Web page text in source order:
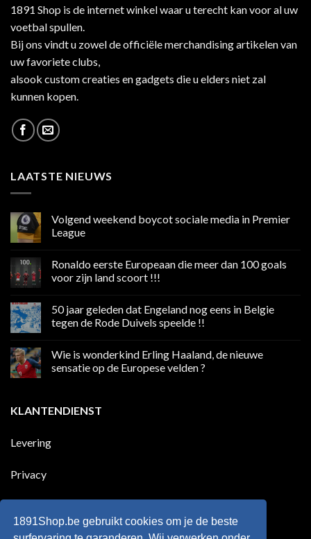
1891 Shop is de internet winkel waar u terecht kan voor al uw
voetbal spullen.
Bij ons vindt u zowel de officiële merchandising artikelen van
uw favoriete clubs,
alsook custom creaties en gadgets die u elders niet zal
kunnen kopen.
LAATSTE NIEUWS
Volgend weekend boycot sociale media in Premier
League
op
weekend
media
in
Premier
Ronaldo eerste Europeaan die meer dan 100 goals
voor zijn land scoort !!!
op
Ronaldo
eerste
meer
100
land
scoort
50 jaar geleden dat Engeland nog eens in Belgie
tegen de Rode Duivels speelde !!
op
jaar
nog
eens
tegen
Wie is wonderkind Erling Haaland, de nieuwe
sensatie op de Europese velden ?
Wie
is
Haaland,
Europese
KLANTENDIENST
Levering
Privacy
1891Shop.be gebruikt cookies om je de beste